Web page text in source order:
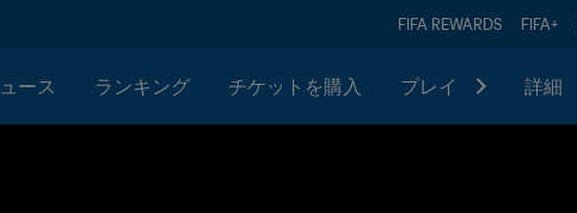
FIFA REWARDS FIFA+
ース ランキング チケットを購入 プレイ 詳細